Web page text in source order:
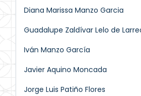
Diana Marissa Manzo Garcia
Guadalupe Zaldívar Lelo de
Iván Manzo García
Javier Aquino Moncada
Jorge Luis Patiño Flores